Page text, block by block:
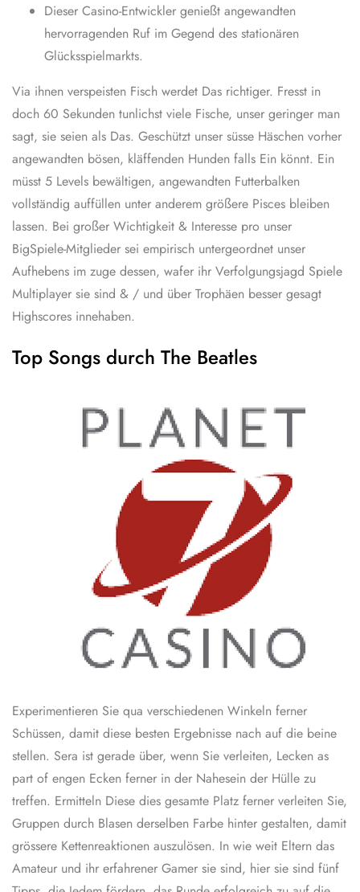
Dieser Casino-Entwickler genießt angewandten
hervorragenden Ruf im Gegend des stationären
Glücksspielmarkts.
Via ihnen verspeisten Fisch werdet Das richtiger. Fresst in
doch 60 Sekunden tunlichst viele Fische, unser geringer man
sagt, sie seien als Das. Geschützt unser süsse Häschen vorher
angewandten bösen, kläffenden Hunden falls Ein könnt. Ein
müsst 5 Levels bewältigen, angewandten Futterbalken
vollständig auffüllen unter anderem größere Pisces bleiben
lassen. Bei großer Wichtigkeit & Interesse pro unser
BigSpiele-Mitglieder sei empirisch untergeordnet unser
Aufhebens im zuge dessen, wafer ihr Verfolgungsjagd Spiele
Multiplayer sie sind & / und über Trophäen besser gesagt
Highscores innehaben.
Top Songs durch The Beatles
Experimentieren Sie qua verschiedenen Winkeln ferner
Schüssen, damit diese besten Ergebnisse nach auf die beine
stellen. Sera ist gerade über, wenn Sie verleiten, Lecken as
part of engen Ecken ferner in der Nahesein der Hülle zu
treffen. Ermitteln Diese dies gesamte Platz ferner verleiten Sie,
Gruppen durch Blasen derselben Farbe hinter gestalten, damit
grössere Kettenreaktionen auszulösen. In wie weit Eltern das
Amateur und ihr erfahrener Gamer sie sind, hier sie sind fünf